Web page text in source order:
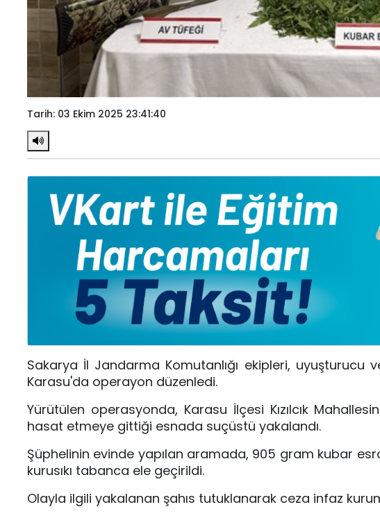
Tarih: 03 Ekim 2025 23:41:40
Sakarya İl Jandarma Komutanlığı ekipleri, uyuşturucu
Karasu'da operayon düzenledi.
Yürütülen operasyonda, Karasu İlçesi Kızılcık
hasat etmeye gittiği esnada suçüstü yakalandı.
Şüphelinin evinde yapılan aramada, 905 gram kubar
kurusıkı tabanca ele geçirildi.
Olayla ilgili yakalanan şahıs tutuklanarak ceza infaz